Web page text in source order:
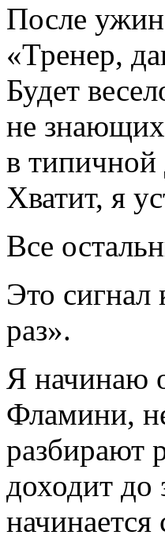
После
«Тренер,
Будет
не
в типичной
Хватит, я
Все
Это
раз».
Я начинаю
Фламини,
разбирают
доходит до
начинается